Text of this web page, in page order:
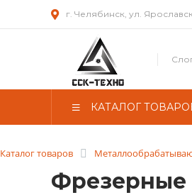
г. Челябинск, ул.
КАТАЛОГ
Каталог товаров
Фрезерные